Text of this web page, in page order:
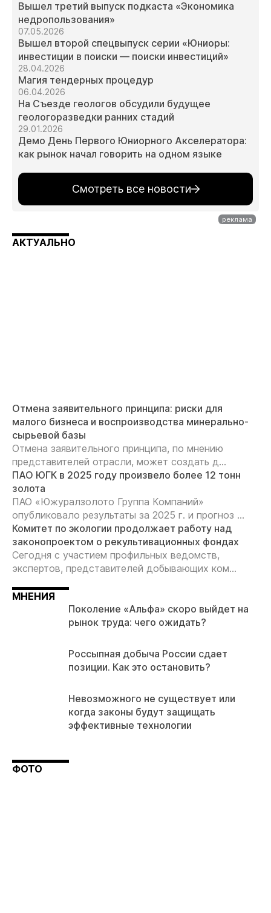
Вышел третий выпуск подкаста «Экономика
недропользования»
07.05.2026
Вышел второй спецвыпуск серии «Юниоры:
инвестиции в поиски — поиски инвестиций»
28.04.2026
Магия тендерных процедур
06.04.2026
На Съезде геологов обсудили будущее
геологоразведки ранних стадий
29.01.2026
Демо День Первого Юниорного Акселератора:
как рынок начал говорить на одном языке
Смотреть все новости
АКТУАЛЬНО
Отмена заявительного принципа: риски для
малого бизнеса и воспроизводства минерально-
сырьевой базы
Отмена заявительного принципа, по мнению
представителей отрасли, может создать д...
ПАО ЮГК в 2025 году произвело более 12 тонн
золота
ПАО «Южуралзолото Группа Компаний»
опубликовало результаты за 2025 г. и прогноз ...
Комитет по экологии продолжает работу над
законопроектом о рекультивационных фондах
Сегодня с участием профильных ведомств,
экспертов, представителей добывающих ком...
МНЕНИЯ
Поколение «Альфа» скоро выйдет на
рынок труда: чего ожидать?
Россыпная добыча России сдает
позиции. Как это остановить?
Невозможного не существует или
когда законы будут защищать
эффективные технологии
ФОТО